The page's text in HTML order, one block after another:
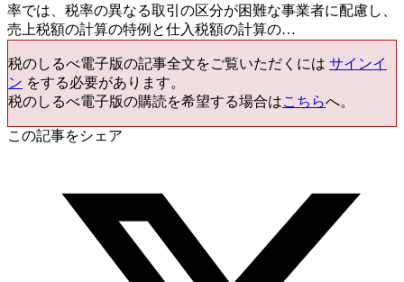
率では、税率の異なる取引の区分が困難な事業者に配慮し、
売上税額の計算の特例と仕入税額の計算の…
税のしるべ電子版の記事全文をご覧いただくには サインイ
ン をする必要があります。
税のしるべ電子版の購読を希望する場合はこちらへ。
この記事をシェア